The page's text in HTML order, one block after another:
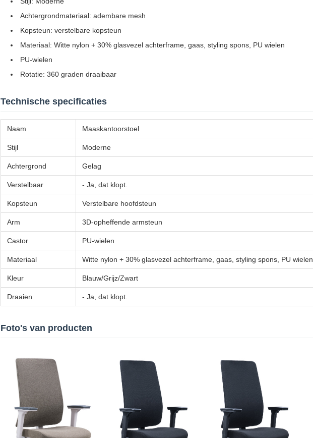
Achtergrondmateriaal: adembare mesh
Kopsteun: verstelbare kopsteun
Materiaal: Witte nylon + 30% glasvezel achterframe, gaas, styling spons, PU wielen
PU-wielen
Rotatie: 360 graden draaibaar
Technische specificaties
Naam Maaskantoorstoel
Stijl Moderne
Achtergrond Gelag
Verstelbaar - Ja, dat klopt.
Kopsteun Verstelbare hoofdsteun
Arm 3D-opheffende armsteun
Castor PU-wielen
Materiaal Witte nylon + 30% glasvezel achterframe, gaas, styling spons, PU wielen
Kleur Blauw/Grijz/Zwart
Draaien - Ja, dat klopt.
Foto's van producten